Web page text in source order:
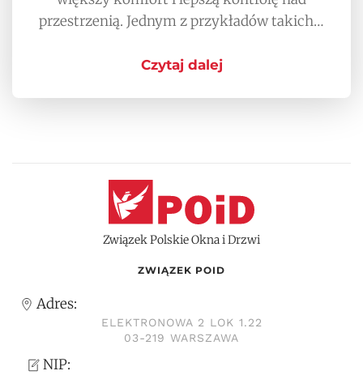
przestrzenią. Jednym z przykładów takich…
Czytaj dalej
Związek Polskie Okna i Drzwi
ZWIĄZEK POID
Adres:
ELEKTRONOWA 2 LOK 1.22
03-219 WARSZAWA
NIP: